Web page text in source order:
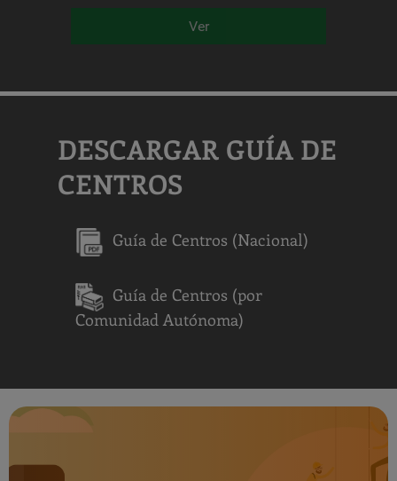
Ver
DESCARGAR GUÍA DE
CENTROS
Guía de Centros (Nacional)
Guía de Centros (por
Comunidad Autónoma)